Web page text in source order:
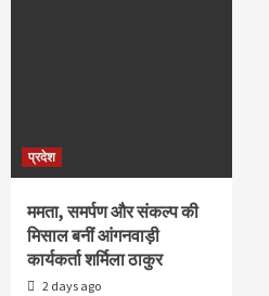
प्रदेश
ममता, समर्पण और संकल्प की
मिसाल बनीं आंगनवाड़ी
कार्यकर्ता शर्मिला ठाकुर
2 days ago